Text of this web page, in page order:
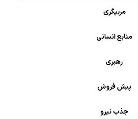
مربیگری
منابع انسانی
رهبری
پیش فروش
جذب نیرو